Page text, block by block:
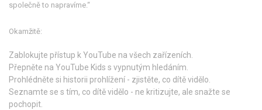
společně to napravíme.“
Okamžitě:
Zablokujte přístup k YouTube na všech zařízeních.
Přepněte na YouTube Kids s vypnutým hledáním.
Prohlédněte si historii prohlížení - zjistěte, co dítě vidělo.
Seznamte se s tím, co dítě vidělo - ne kritizujte, ale snažte se
pochopit.